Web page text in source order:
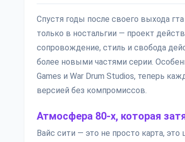
Спустя годы после своего выхода
только в ностальгии — проект
сопровождение, стиль и свобода
более новыми частями серии.
Games и War Drum Studios, теперь
версией без компромиссов.
Атмосфера 80-х, которая
Вайс сити — это не просто карта,